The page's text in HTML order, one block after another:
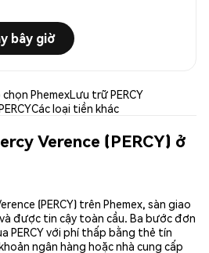
bây giờ
chọn PhemexLưu trữ PERCY
Các loại tiền khác
Verence (PERCY) ở
(PERCY) trên Phemex, sàn giao
được tin cậy toàn cầu. Ba bước đơn
PERCY với phí thấp bằng thẻ tín
ngân hàng hoặc nhà cung cấp